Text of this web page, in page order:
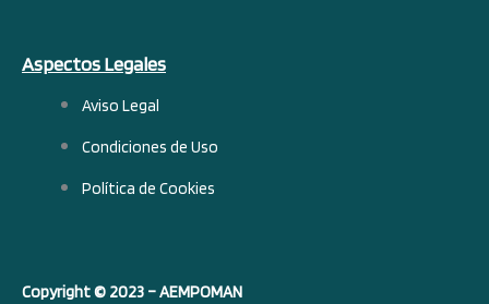
Aspectos Legales
Aviso Legal
Condiciones de Uso
Política de Cookies
Copyright © 2023 – AEMPOMAN